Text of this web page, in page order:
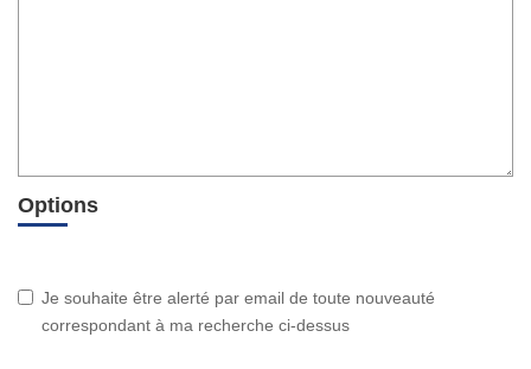
Options
Je souhaite être alerté par email de toute nouveauté
correspondant à ma recherche ci-dessus